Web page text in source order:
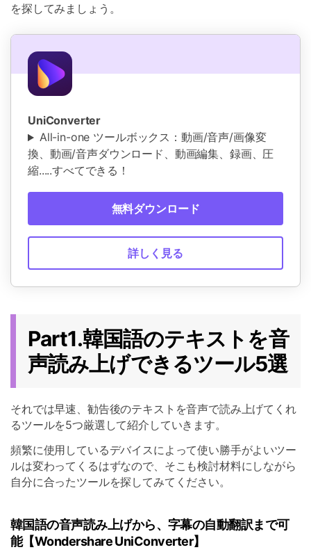
を探してみましょう。
UniConverter
All-in-one ツールボックス：動画/音声/画像変
換、動画/音声ダウンロード、動画編集、録画、圧
縮.....すべてできる！
無料ダウンロード
詳しく見る
Part1.韓国語のテキストを音
声読み上げできるツール5選
それでは早速、勧告後のテキストを音声で読み上げてくれ
るツールを5つ厳選して紹介していきます。
頻繁に使用しているデバイスによって使い勝手がよいツー
ルは変わってくるはずなので、そこも検討材料にしながら
自分に合ったツールを探してみてください。
韓国語の音声読み上げから、字幕の自動翻訳まで可
能【Wondershare UniConverter】